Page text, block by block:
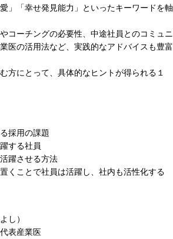
」「幸せ発見能力」といったキーワードを軸
コーチングの必要性、中途社員とのコミュニ
医の活用法など、実践的なアドバイスも豊富
方にとって、具体的なヒントが得られる１
採用の課題
する社員
躍させる方法
くことで社員は活躍し、社内も活性化する
し）
表産業医